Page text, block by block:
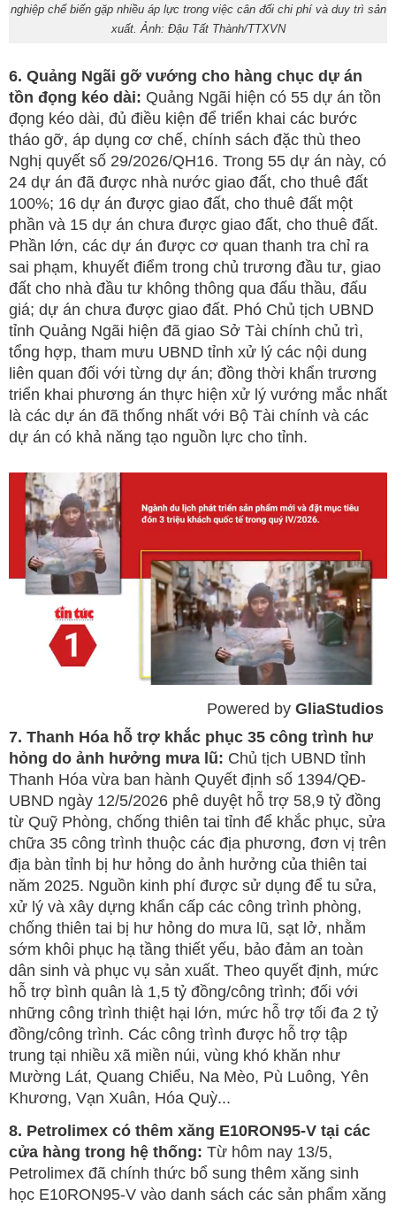
nghiệp chế biến gặp nhiều áp lực trong việc cân đối chi phí và duy trì sản
xuất. Ảnh: Đậu Tất Thành/TTXVN
6. Quảng Ngãi gỡ vướng cho hàng chục dự án
tồn đọng kéo dài: Quảng Ngãi hiện có 55 dự án tồn
đọng kéo dài, đủ điều kiện để triển khai các bước
tháo gỡ, áp dụng cơ chế, chính sách đặc thù theo
Nghị quyết số 29/2026/QH16. Trong 55 dự án này, có
24 dự án đã được nhà nước giao đất, cho thuê đất
100%; 16 dự án được giao đất, cho thuê đất một
phần và 15 dự án chưa được giao đất, cho thuê đất.
Phần lớn, các dự án được cơ quan thanh tra chỉ ra
sai phạm, khuyết điểm trong chủ trương đầu tư, giao
đất cho nhà đầu tư không thông qua đấu thầu, đấu
giá; dự án chưa được giao đất. Phó Chủ tịch UBND
tỉnh Quảng Ngãi hiện đã giao Sở Tài chính chủ trì,
tổng hợp, tham mưu UBND tỉnh xử lý các nội dung
liên quan đối với từng dự án; đồng thời khẩn trương
triển khai phương án thực hiện xử lý vướng mắc nhất
là các dự án đã thống nhất với Bộ Tài chính và các
dự án có khả năng tạo nguồn lực cho tỉnh.
Powered by GliaStudios
7. Thanh Hóa hỗ trợ khắc phục 35 công trình hư
hỏng do ảnh hưởng mưa lũ: Chủ tịch UBND tỉnh
Thanh Hóa vừa ban hành Quyết định số 1394/QĐ-
UBND ngày 12/5/2026 phê duyệt hỗ trợ 58,9 tỷ đồng
từ Quỹ Phòng, chống thiên tai tỉnh để khắc phục, sửa
chữa 35 công trình thuộc các địa phương, đơn vị trên
địa bàn tỉnh bị hư hỏng do ảnh hưởng của thiên tai
năm 2025. Nguồn kinh phí được sử dụng để tu sửa,
xử lý và xây dựng khẩn cấp các công trình phòng,
chống thiên tai bị hư hỏng do mưa lũ, sạt lở, nhằm
sớm khôi phục hạ tầng thiết yếu, bảo đảm an toàn
dân sinh và phục vụ sản xuất. Theo quyết định, mức
hỗ trợ bình quân là 1,5 tỷ đồng/công trình; đối với
những công trình thiệt hại lớn, mức hỗ trợ tối đa 2 tỷ
đồng/công trình. Các công trình được hỗ trợ tập
trung tại nhiều xã miền núi, vùng khó khăn như
Mường Lát, Quang Chiểu, Na Mèo, Pù Luông, Yên
Khương, Vạn Xuân, Hóa Quỳ...
8. Petrolimex có thêm xăng E10RON95-V tại các
cửa hàng trong hệ thống: Từ hôm nay 13/5,
Petrolimex đã chính thức bổ sung thêm xăng sinh
học E10RON95-V vào danh sách các sản phẩm xăng